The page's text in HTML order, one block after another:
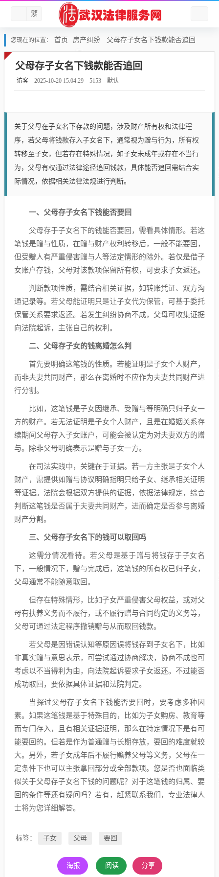
繁
您现在的位置： 首页 房产纠纷 父母存子女名下钱款能否追回
父母存子女名下钱款能否追回
访客 2025-10-20 15:04:29 5153 默认
关于父母在子女名下存款的问题，涉及财产所有权和法律程
序，若父母将钱款存入子女名下，通常视为赠与行为，所有权
转移至子女，但若存在特殊情况，如子女未成年或存在不当行
为，父母有权通过法律途径追回钱款，具体能否追回需结合实
际情况，依据相关法律法规进行判断。
一、父母存子女名下钱能否要回
父母存于子女名下的钱能否要回，需看具体情形。若这
笔钱是赠与性质，在赠与财产权利转移后，一般不能要回，
但受赠人有严重侵害赠与人等法定情形的除外。若仅是借子
女账户存钱，父母对该款项保留所有权，可要求子女返还。
判断款项性质，需结合相关证据，如转账凭证、双方沟
通记录等。若父母能证明只是让子女代为保管，可基于委托
保管关系要求返还。若发生纠纷协商不成，父母可收集证据
向法院起诉，主张自己的权利。
二、父母存子女的钱离婚怎么判
首先要明确这笔钱的性质。若能证明是子女个人财产，
而非夫妻共同财产，那么在离婚时不应作为夫妻共同财产进
行分割。
比如，这笔钱是子女因继承、受赠与等明确只归子女一
方的财产。若无法证明是子女个人财产，且是在婚姻关系存
续期间父母存入子女账户，可能会被认定为对夫妻双方的赠
与。除非父母明确表示是赠与子女一方。
在司法实践中，关键在于证据。若一方主张是子女个人
财产，需提供如赠与协议明确指明只给子女、继承相关证明
等证据。法院会根据双方提供的证据，依据法律规定，综合
判断这笔钱是否属于夫妻共同财产，进而确定是否参与离婚
财产分割。
三、父母存子女名下的钱可以取回吗
这需分情况看待。若父母是基于赠与将钱存于子女名
下，一般情况下，赠与完成后，这笔钱的所有权已归子女，
父母通常不能随意取回。
但存在特殊情形，比如子女严重侵害父母权益，或对父
母有扶养义务而不履行，或不履行赠与合同约定的义务等，
父母可通过法定程序撤销赠与从而取回钱款。
若父母是因错误认知等原因误将钱存到子女名下，比如
非真实赠与意思表示，可尝试通过协商解决，协商不成也可
考虑以不当得利为由，向法院起诉要求子女返还。不过能否
成功取回，要依据具体证据和法院判定。
当探讨父母存子女名下钱能否要回时，要考虑多种因
素。如果这笔钱是基于特殊目的，比如为子女购房、教育等
而专门存入，且有相关证据证明，那么在特定情况下是有可
能要回的。但若是作为普通赠与长期存放，要回的难度就较
大。另外，若子女成年后不履行赡养父母等义务，父母在一
定条件下也可以主张拿回部分或全部款项。您是否也面临类
似关于父母存子女名下钱的问题呢？对于这笔钱的归属、要
回的条件等还有疑问吗？若有，赶紧联系我们，专业法律人
士将为您详细解答。
标签： 子女 父母 要回
海报 阅读 分享